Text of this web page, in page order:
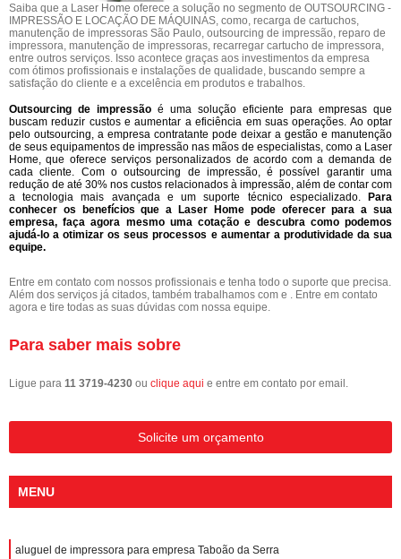
Saiba que a Laser Home oferece a solução no segmento de OUTSOURCING -
IMPRESSÃO E LOCAÇÃO DE MÁQUINAS, como, recarga de cartuchos,
manutenção de impressoras São Paulo, outsourcing de impressão, reparo de
impressora, manutenção de impressoras, recarregar cartucho de impressora,
entre outros serviços. Isso acontece graças aos investimentos da empresa
com ótimos profissionais e instalações de qualidade, buscando sempre a
satisfação do cliente e a excelência em produtos e trabalhos.
Outsourcing de impressão é uma solução eficiente para empresas que
buscam reduzir custos e aumentar a eficiência em suas operações. Ao optar
pelo outsourcing, a empresa contratante pode deixar a gestão e manutenção
de seus equipamentos de impressão nas mãos de especialistas, como a Laser
Home, que oferece serviços personalizados de acordo com a demanda de
cada cliente. Com o outsourcing de impressão, é possível garantir uma
redução de até 30% nos custos relacionados à impressão, além de contar com
a tecnologia mais avançada e um suporte técnico especializado. Para
conhecer os benefícios que a Laser Home pode oferecer para a sua
empresa, faça agora mesmo uma cotação e descubra como podemos
ajudá-lo a otimizar os seus processos e aumentar a produtividade da sua
equipe.
Entre em contato com nossos profissionais e tenha todo o suporte que precisa.
Além dos serviços já citados, também trabalhamos com e . Entre em contato
agora e tire todas as suas dúvidas com nossa equipe.
Para saber mais sobre
Ligue para 11 3719-4230 ou clique aqui e entre em contato por email.
Solicite um orçamento
MENU
aluguel de impressora para empresa Taboão da Serra